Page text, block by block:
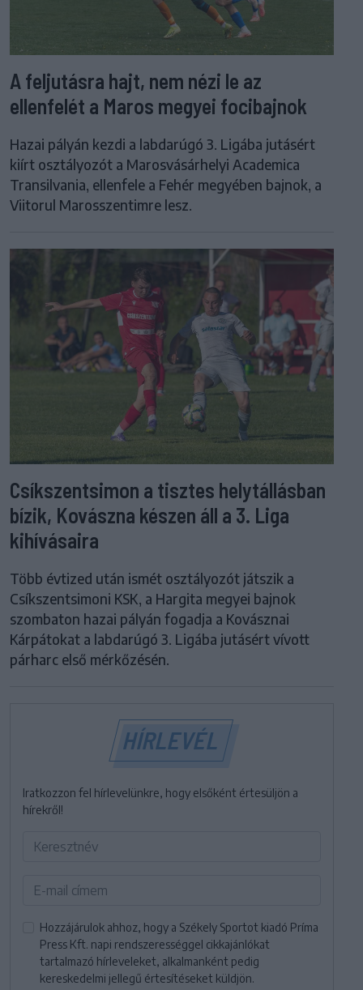
A feljutásra hajt, nem nézi le az
ellenfelét a Maros megyei focibajnok
Hazai pályán kezdi a labdarúgó 3. Ligába jutásért
kiírt osztályozót a Marosvásárhelyi Academica
Transilvania, ellenfele a Fehér megyében bajnok, a
Viitorul Marosszentimre lesz.
Csíkszentsimon a tisztes helytállásban
bízik, Kovászna készen áll a 3. Liga
kihívásaira
Több évtized után ismét osztályozót játszik a
Csíkszentsimoni KSK, a Hargita megyei bajnok
szombaton hazai pályán fogadja a Kovásznai
Kárpátokat a labdarúgó 3. Ligába jutásért vívott
párharc első mérkőzésén.
HÍRLEVÉL
Iratkozzon fel hírlevelünkre, hogy elsőként értesüljön a
hírekről!
Hozzájárulok ahhoz, hogy a Székely Sportot kiadó Príma
Press Kft. napi rendszerességgel cikkajánlókat
tartalmazó hírleveleket, alkalmanként pedig
kereskedelmi jellegű értesítéseket küldjön.